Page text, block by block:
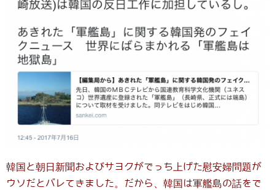
韓国と朝日新聞およびサヨクがでっち上げた慰安婦問題が
ウソだとバレてきました。だから、韓国は軍艦島の話をで